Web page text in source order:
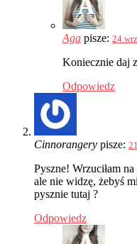
Aga pisze: 24
Koniecznie daj
Odpowiedz
Cinnorangery pisze:
Pyszne! Wrzuciłam
ale nie widzę, żebyś
pysznie tutaj ?
Odpowiedz